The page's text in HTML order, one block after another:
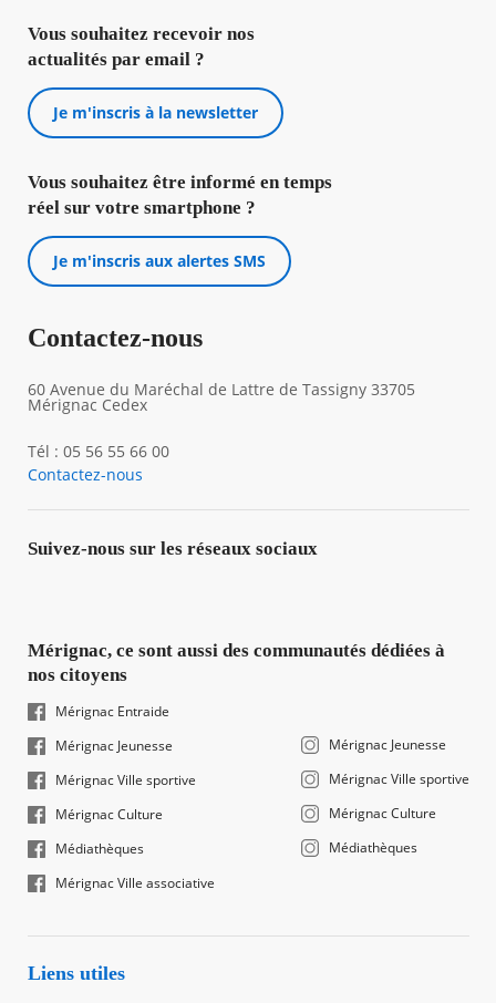
Vous souhaitez recevoir nos
actualités par email ?
Je m'inscris à la newsletter
Vous souhaitez être informé en temps
réel sur votre smartphone ?
Je m'inscris aux alertes SMS
Contactez-nous
60 Avenue du Maréchal de Lattre de Tassigny 33705
Mérignac Cedex
Tél : 05 56 55 66 00
Contactez-nous
Suivez-nous sur les réseaux sociaux
Mérignac, ce sont aussi des communautés dédiées à
nos citoyens
Mérignac Entraide
Mérignac Jeunesse
Mérignac Ville sportive
Mérignac Culture
Médiathèques
Mérignac Ville associative
Mérignac Jeunesse
Mérignac Ville sportive
Mérignac Culture
Médiathèques
Liens utiles